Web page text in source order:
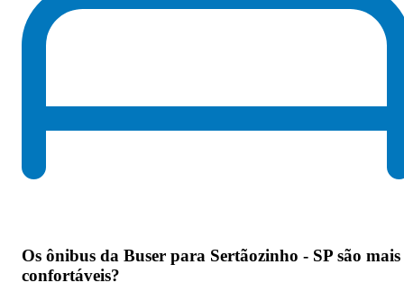
Os ônibus da Buser para Sertãozinho - SP são mais
confortáveis?